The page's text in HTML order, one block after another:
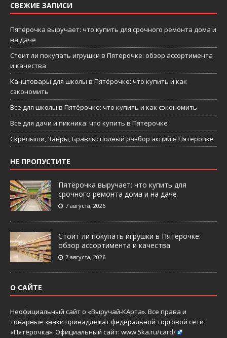
СВЕЖИЕ ЗАПИСИ
Пятёрочка выручает: что купить для срочного ремонта дома и
на даче
Стоит ли покупать игрушки в Пятерочке: обзор ассортимента
и качества
Канцтовары для школы в Пятёрочке: что купить и как
сэкономить
Все для школы в Пятёрочке: что купить и как сэкономить
Все для дачи и пикника: что купить в Пятерочке
Скрепыши, Завры, Бравлы: полный разбор акций в Пятёрочке
НЕ ПРОПУСТИТЕ
Пятёрочка выручает: что купить для
срочного ремонта дома и на даче
7 августа, 2026
Стоит ли покупать игрушки в Пятерочке:
обзор ассортимента и качества
7 августа, 2026
О САЙТЕ
Неофициальный сайт о «Выручай-КАрта». Все права и
товарные знаки принадлежат федеральной торговой сети
«Пятёрочка». Официальный сайт: www.5ka.ru/card/